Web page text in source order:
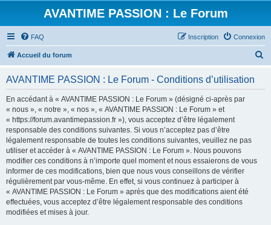
AVANTIME PASSION : Le Forum
FAQ Connexion
Inscription
Accueil du forum
AVANTIME PASSION : Le Forum - Conditions d’utilisation
En accédant à « AVANTIME PASSION : Le Forum » (désigné ci-après par
« nous », « notre », « nos », « AVANTIME PASSION : Le Forum » et
« https://forum.avantimepassion.fr »), vous acceptez d’être légalement
responsable des conditions suivantes. Si vous n’acceptez pas d’être
légalement responsable de toutes les conditions suivantes, veuillez ne pas
utiliser et accéder à « AVANTIME PASSION : Le Forum ». Nous pouvons
modifier ces conditions à n’importe quel moment et nous essaierons de vous
informer de ces modifications, bien que nous vous conseillons de vérifier
régulièrement par vous-même. En effet, si vous continuez à participer à
« AVANTIME PASSION : Le Forum » après que des modifications aient été
effectuées, vous acceptez d’être légalement responsable des conditions
modifiées et mises à jour.